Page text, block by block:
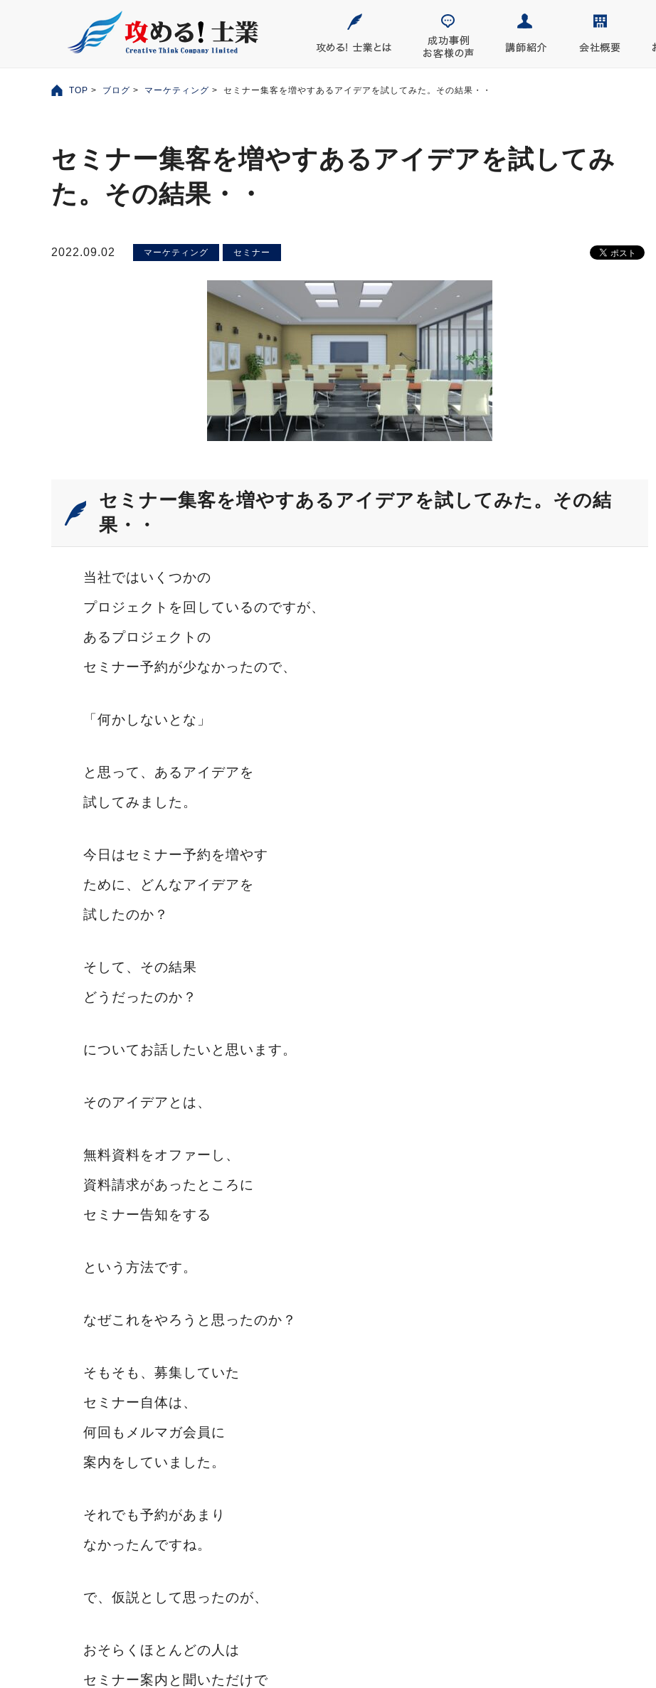
TOP > ブログ > マーケティング > セミナー集客を増やすあるアイデアを試してみた。その結果・・
セミナー集客を増やすあるアイデアを試してみ
た。その結果・・
2022.09.02 マーケティング セミナー
セミナー集客を増やすあるアイデアを試してみた。その結
果・・
当社ではいくつかの
プロジェクトを回しているのですが、
あるプロジェクトの
セミナー予約が少なかったので、
「何かしないとな」
と思って、あるアイデアを
試してみました。
今日はセミナー予約を増やす
ために、どんなアイデアを
試したのか？
そして、その結果
どうだったのか？
についてお話したいと思います。
そのアイデアとは、
無料資料をオファーし、
資料請求があったところに
セミナー告知をする
という方法です。
なぜこれをやろうと思ったのか？
そもそも、募集していた
セミナー自体は、
何回もメルマガ会員に
案内をしていました。
それでも予約があまり
なかったんですね。
で、仮説として思ったのが、
おそらくほとんどの人は
セミナー案内と聞いただけで